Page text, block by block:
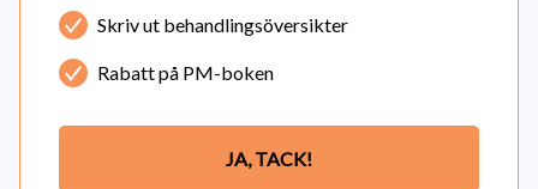
Skriv ut behandlingsöversikter
Rabatt på PM-boken
JA, TACK!